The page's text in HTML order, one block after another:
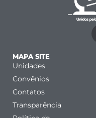
MAPA SITE
Unidades
Convênios
Contatos
Transparência